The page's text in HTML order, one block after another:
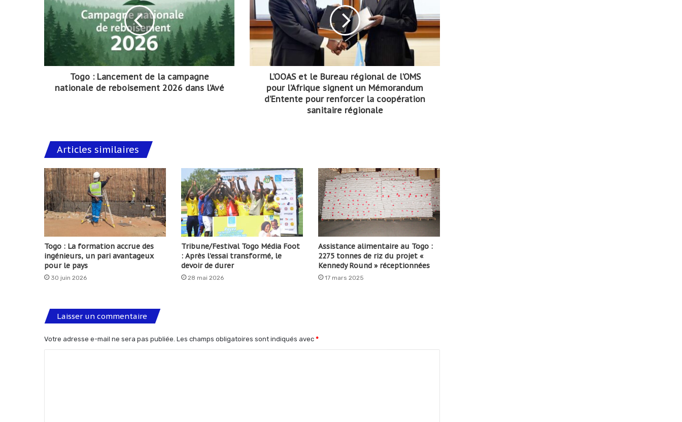
Togo : Lancement de la campagne
nationale de reboisement 2026 dans l’Avé
L’OOAS et le Bureau régional de l’OMS
pour l’Afrique signent un Mémorandum
d’Entente pour renforcer la coopération
sanitaire régionale
Articles similaires
Togo : La formation accrue des
ingénieurs, un pari avantageux
pour le pays
30 juin 2026
Tribune/Festival Togo Média Foot
: Après l’essai transformé, le
devoir de durer
28 mai 2026
Assistance alimentaire au Togo :
2275 tonnes de riz du projet «
Kennedy Round » réceptionnées
17 mars 2025
Laisser un commentaire
Votre adresse e-mail ne sera pas publiée. Les champs obligatoires sont indiqués avec *